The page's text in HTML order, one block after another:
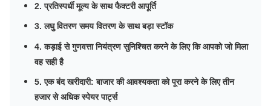
2. प्रतिस्पर्धी मूल्य के साथ फैक्टरी आपूर्ति
3. लघु वितरण समय वितरण के साथ बड़ा स्टॉक
4. कड़ाई से गुणवत्ता नियंत्रण सुनिश्चित करने के लिए कि आपको जो मिला
वह सही है
5. एक बंद खरीदारी: बाजार की आवश्यकता को पूरा करने के लिए तीन
हजार से अधिक स्पेयर पार्ट्स